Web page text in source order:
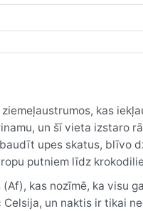
kas
un šī vieta izstaro
upes skatus, blīvo
putniem līdz
kas nozīmē, ka visu
un naktis ir tikai